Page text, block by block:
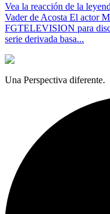
Vea la reacción de la
Vader de Acosta El actor
FGTELEVISION para
serie derivada basa...
Una Perspectiva diferente.